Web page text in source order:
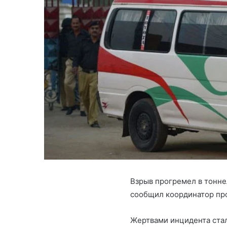
Взрыв прогремел в
сообщил координатор
Жертвами инцидента